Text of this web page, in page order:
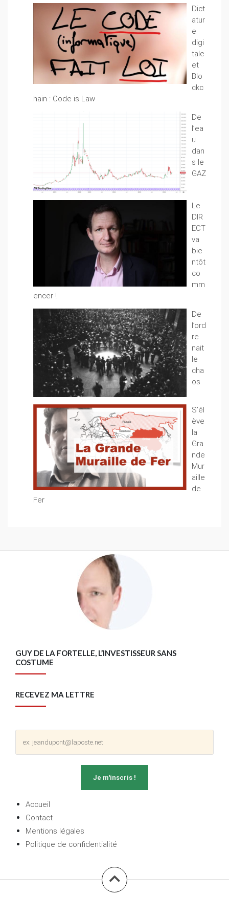
Dict
atur
e
digi
tale
et
Blo
ckc
hain : Code is Law
De
l’ea
u
dan
s le
GAZ
Le
DIR
ECT
va
bie
ntôt
co
mm
encer !
De
l’ord
re
nait
le
cha
os
S’él
ève
la
Gra
nde
Mur
aille
de
Fer
GUY DE LA FORTELLE, L’INVESTISSEUR SANS
COSTUME
RECEVEZ MA LETTRE
Accueil
Contact
Mentions légales
Politique de confidentialité